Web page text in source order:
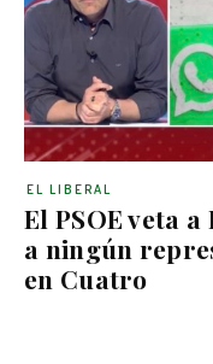
El PSOE veta
a ningún
en Cuatro
EL LIBERAL